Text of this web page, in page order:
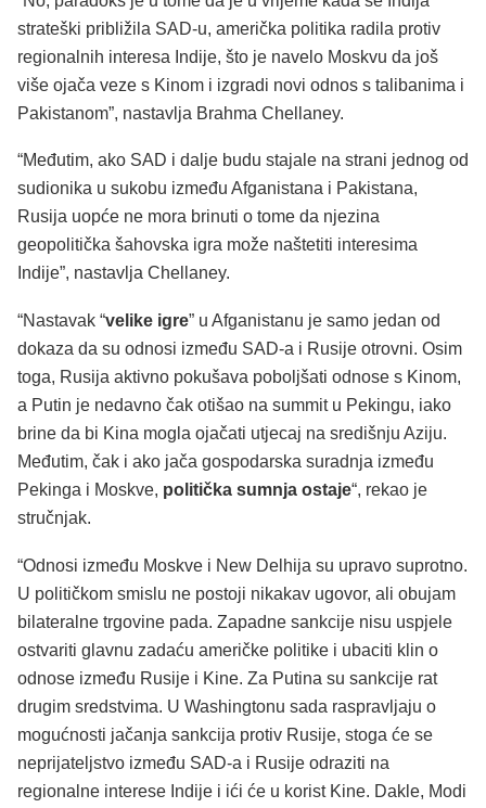
strateški približila SAD-u, američka politika radila protiv
regionalnih interesa Indije, što je navelo Moskvu da još
više ojača veze s Kinom i izgradi novi odnos s talibanima i
Pakistanom”, nastavlja Brahma Chellaney.
“Međutim, ako SAD i dalje budu stajale na strani jednog od
sudionika u sukobu između Afganistana i Pakistana,
Rusija uopće ne mora brinuti o tome da njezina
geopolitička šahovska igra može naštetiti interesima
Indije”, nastavlja Chellaney.
“Nastavak “velike igre” u Afganistanu je samo jedan od
dokaza da su odnosi između SAD-a i Rusije otrovni. Osim
toga, Rusija aktivno pokušava poboljšati odnose s Kinom,
a Putin je nedavno čak otišao na summit u Pekingu, iako
brine da bi Kina mogla ojačati utjecaj na središnju Aziju.
Međutim, čak i ako jača gospodarska suradnja između
Pekinga i Moskve, politička sumnja ostaje“, rekao je
stručnjak.
“Odnosi između Moskve i New Delhija su upravo suprotno.
U političkom smislu ne postoji nikakav ugovor, ali obujam
bilateralne trgovine pada. Zapadne sankcije nisu uspjele
ostvariti glavnu zadaću američke politike i ubaciti klin o
odnose između Rusije i Kine. Za Putina su sankcije rat
drugim sredstvima. U Washingtonu sada raspravljaju o
mogućnosti jačanja sankcija protiv Rusije, stoga će se
neprijateljstvo između SAD-a i Rusije odraziti na
regionalne interese Indije i ići će u korist Kine. Dakle, Modi